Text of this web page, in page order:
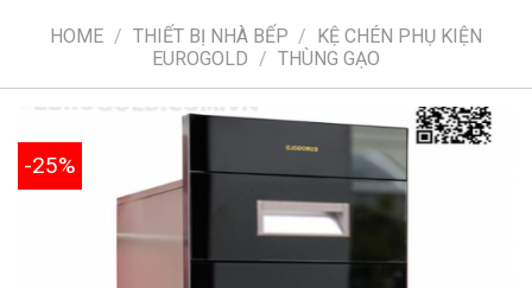
HOME / THIẾT BỊ NHÀ BẾP / KỆ CHÉN PHỤ KIỆN
EUROGOLD / THÙNG GẠO
-25%